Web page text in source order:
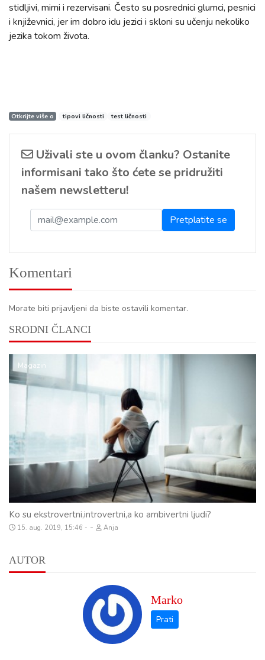
stidljivi, mirni i rezervisani. Često su posrednici glumci, pesnici
i književnici, jer im dobro idu jezici i skloni su učenju nekoliko
jezika tokom života.
Otkrijte više o tipovi ličnosti test ličnosti
Uživali ste u ovom članku? Ostanite
informisani tako što ćete se pridružiti
našem newsletteru!
Komentari
Morate biti prijavljeni da biste ostavili komentar.
SRODNI ČLANCI
Magazin
Ko su ekstrovertni,introvertni,a ko ambivertni ljudi?
15. aug. 2019, 15:46 - Anja
AUTOR
Marko